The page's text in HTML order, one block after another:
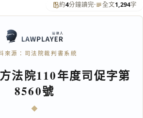
約4分鐘讀完· 全文1,294字
來源：司法院裁判書系統
法院110年度司促字第
8560號